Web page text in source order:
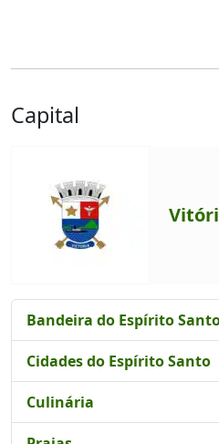
Capital
Bandeira do Espírito
Cidades do Espírito Santo
Culinária